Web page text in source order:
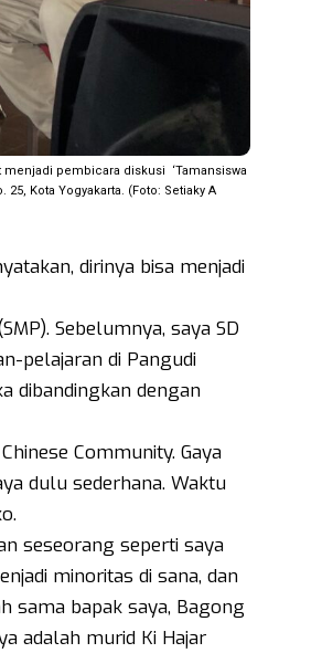
menjadi pembicara diskusi ‘Tamansiswa
Kota Yogyakarta. (Foto: Setiaky A
dirinya bisa menjadi
Sebelumnya, saya SD
pelajaran di Pangudi
dibandingkan dengan
Community. Gaya
dulu sederhana. Waktu
seseorang seperti saya
minoritas di sana, dan
sama bapak saya, Bagong
adalah murid Ki Hajar